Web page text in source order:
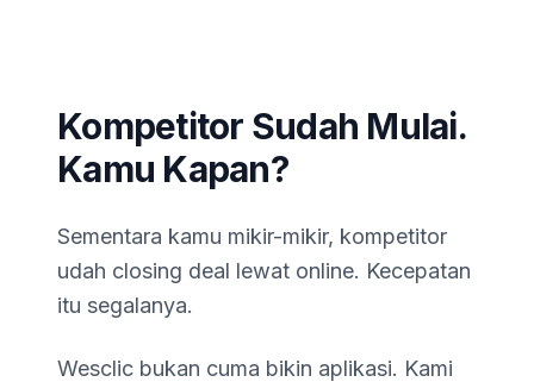
Kompetitor Sudah Mulai.
Kamu Kapan?
Sementara kamu mikir-mikir, kompetitor
udah closing deal lewat online. Kecepatan
itu segalanya.
Wesclic bukan cuma bikin aplikasi. Kami